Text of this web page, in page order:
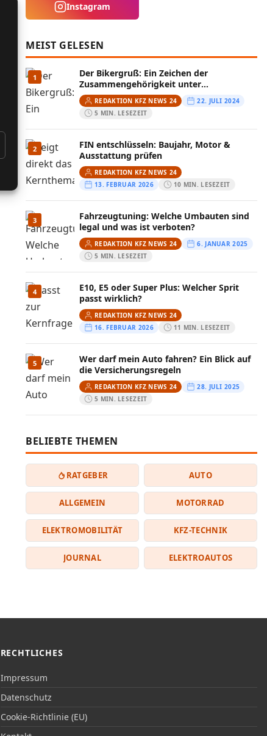
Instagram
MEIST GELESEN
1
Der Bikergruß: Ein Zeichen der
Zusammengehörigkeit unter
Motorradfahrern
REDAKTION KFZ NEWS 24
22. JULI 2024
5 MIN. LESEZEIT
2
FIN entschlüsseln: Baujahr, Motor &
Ausstattung prüfen
REDAKTION KFZ NEWS 24
13. FEBRUAR 2026
10 MIN. LESEZEIT
3
Fahrzeugtuning: Welche Umbauten sind
legal und was ist verboten?
REDAKTION KFZ NEWS 24
6. JANUAR 2025
5 MIN. LESEZEIT
4
E10, E5 oder Super Plus: Welcher Sprit
passt wirklich?
REDAKTION KFZ NEWS 24
16. FEBRUAR 2026
11 MIN. LESEZEIT
5
Wer darf mein Auto fahren? Ein Blick auf
die Versicherungsregeln
REDAKTION KFZ NEWS 24
28. JULI 2025
5 MIN. LESEZEIT
BELIEBTE THEMEN
RATGEBER AUTO
ALLGEMEIN MOTORRAD
ELEKTROMOBILITÄT KFZ-TECHNIK
JOURNAL ELEKTROAUTOS
RECHTLICHES
Impressum
Datenschutz
Cookie-Richtlinie (EU)